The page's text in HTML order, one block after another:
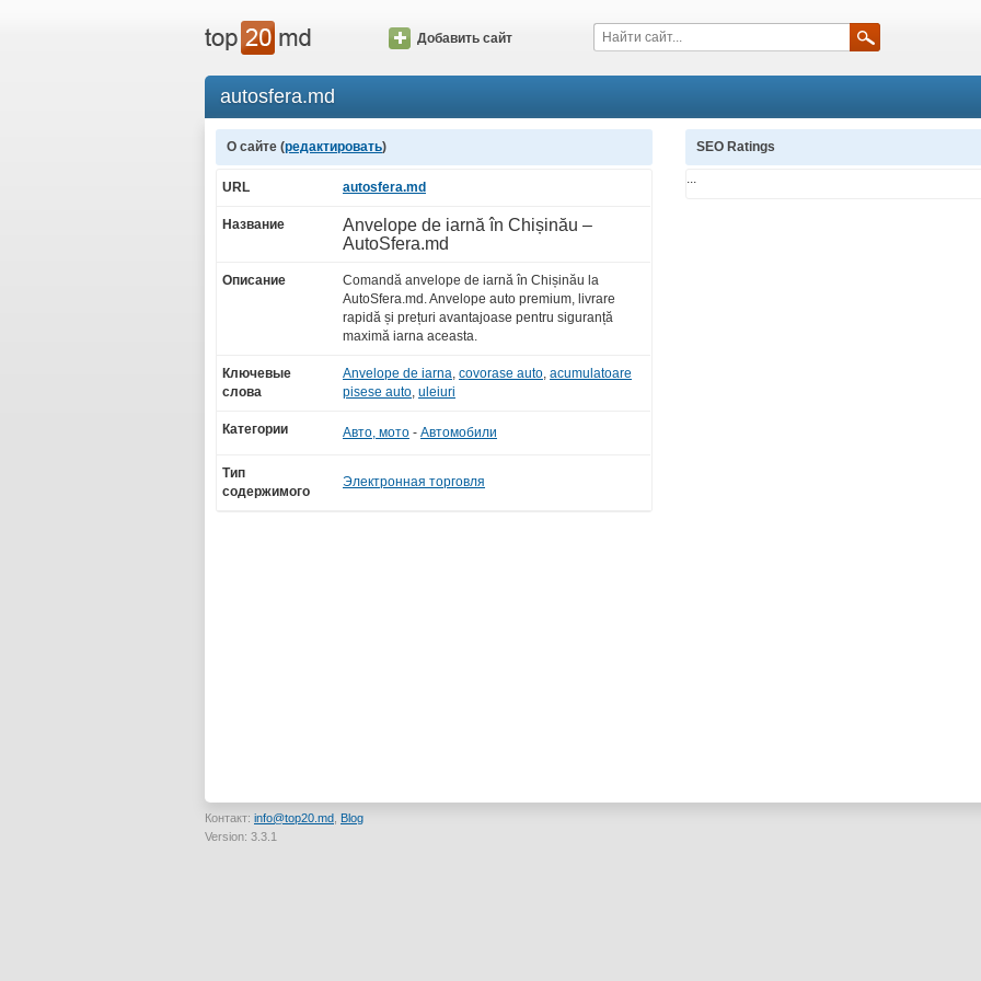
Добавить сайт
autosfera.md
О сайте (редактировать)
URL autosfera.md
Название
Anvelope de iarnă în Chișinău –
AutoSfera.md
Описание
Comandă anvelope de iarnă în Chișinău la
AutoSfera.md. Anvelope auto premium, livrare
rapidă și prețuri avantajoase pentru siguranță
maximă iarna aceasta.
Ключевые
слова
Anvelope de iarna, covorase auto, acumulatoare
pisese auto, uleiuri
Категории Авто, мото - Автомобили
Тип
содержимого
Электронная торговля
SEO Ratings
...
Контакт: info@top20.md Blog
Version: 3.3.1